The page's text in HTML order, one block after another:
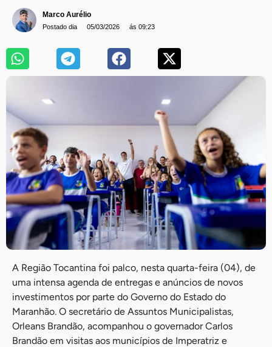
Marco Aurélio
Postado dia 05/03/2026 ás 09:23
A Região Tocantina foi palco, nesta quarta-feira (04), de
uma intensa agenda de entregas e anúncios de novos
investimentos por parte do Governo do Estado do
Maranhão. O secretário de Assuntos Municipalistas,
Orleans Brandão, acompanhou o governador Carlos
Brandão em visitas aos municípios de Imperatriz e